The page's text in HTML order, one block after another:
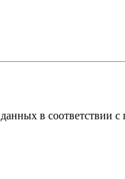
в соответствии